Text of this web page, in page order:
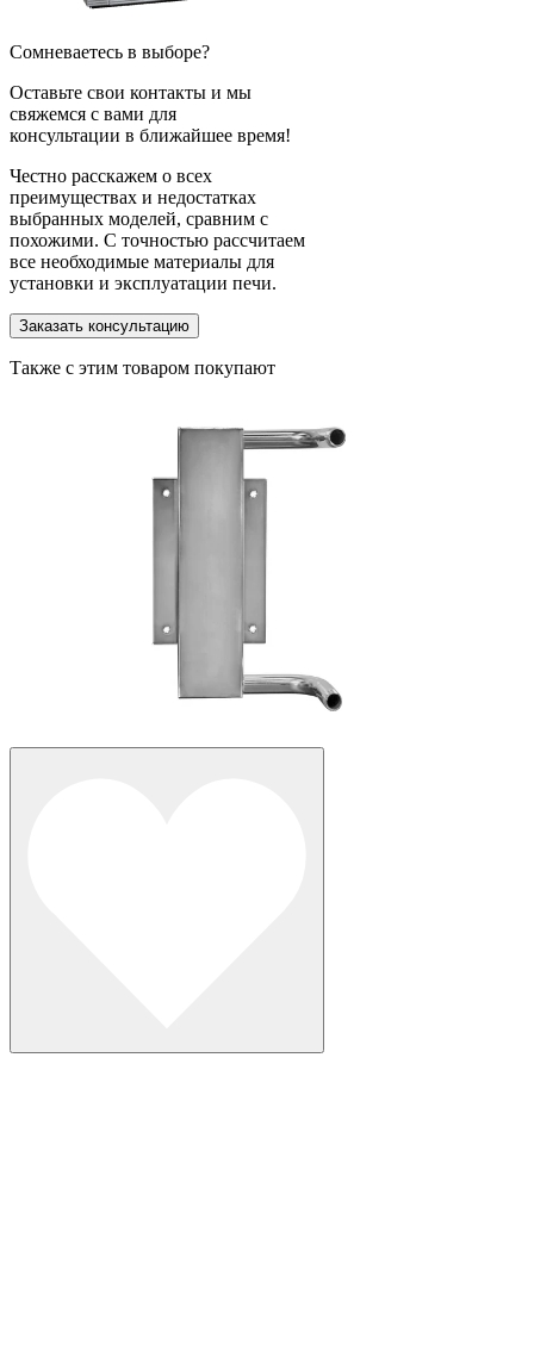
Сомневаетесь в выборе?
Оставьте свои контакты и мы
свяжемся с вами для
консультации в ближайшее время!
Честно расскажем о всех
преимуществах и недостатках
выбранных моделей, сравним с
похожими. С точностью рассчитаем
все необходимые материалы для
установки и эксплуатации печи.
Заказать консультацию
Также с этим товаром покупают